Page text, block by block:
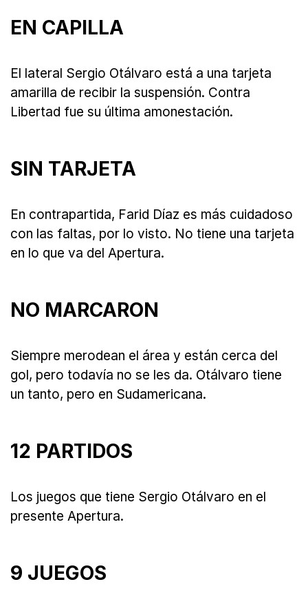
EN CAPILLA
El lateral Sergio Otálvaro está a una tarjeta
amarilla de recibir la suspensión. Contra
Libertad fue su última amonestación.
SIN TARJETA
En contrapartida, Farid Díaz es más cuidadoso
con las faltas, por lo visto. No tiene una tarjeta
en lo que va del Apertura.
NO MARCARON
Siempre merodean el área y están cerca del
gol, pero todavía no se les da. Otálvaro tiene
un tanto, pero en Sudamericana.
12 PARTIDOS
Los juegos que tiene Sergio Otálvaro en el
presente Apertura.
9 JUEGOS